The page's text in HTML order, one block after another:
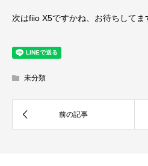
次はfiio X5ですかね、お待ちしてま
未分類